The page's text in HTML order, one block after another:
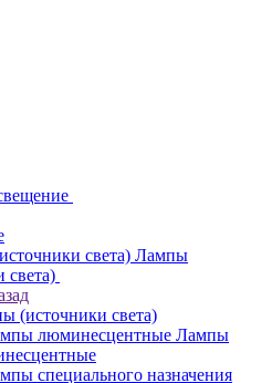
Лампы
света)
(источники света)
Лампы